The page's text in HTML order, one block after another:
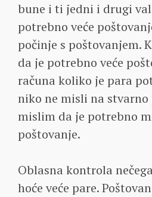
bune i ti jedni i drugi
potrebno veće
počinje s poštovanjem.
da je potrebno veće
računa koliko je para
niko ne misli na stvarno
mislim da je potrebno
poštovanje.
Oblasna kontrola
hoće veće pare.